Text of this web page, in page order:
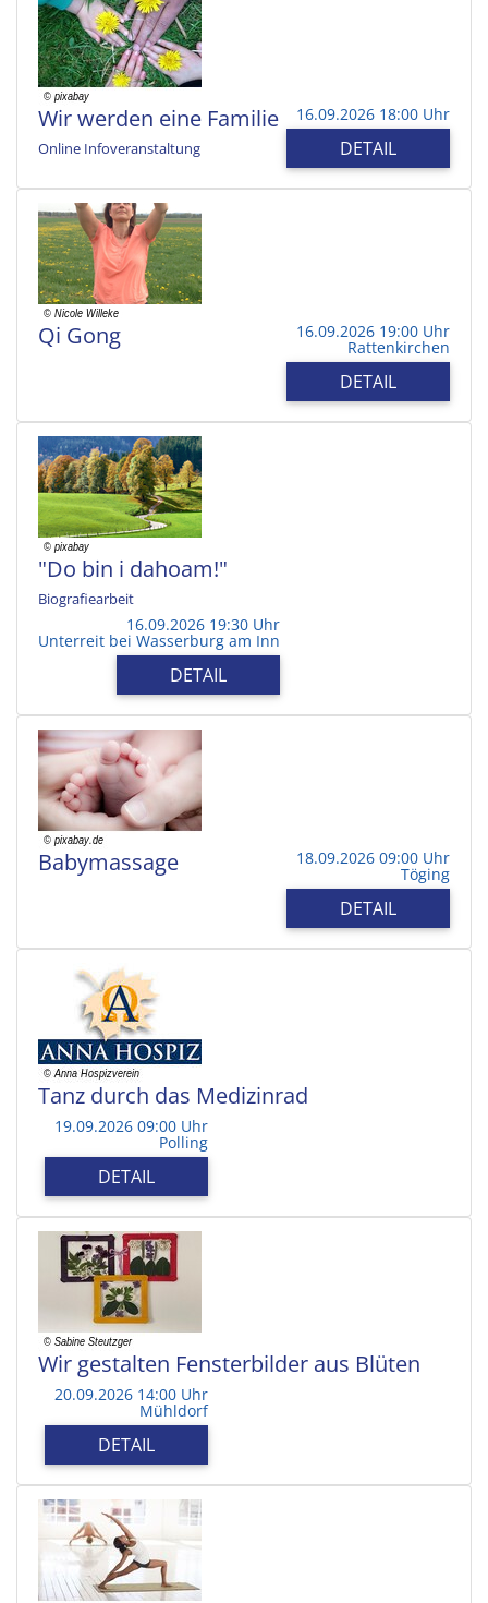
Wir werden eine Familie
Online Infoveranstaltung
16.09.2026 18:00 Uhr
DETAIL
Qi Gong 16.09.2026 19:00 Uhr
Rattenkirchen
DETAIL
"Do bin i dahoam!"
Biografiearbeit
16.09.2026 19:30 Uhr
Unterreit bei Wasserburg am Inn
DETAIL
Babymassage 18.09.2026 09:00 Uhr
Töging
DETAIL
Tanz durch das Medizinrad
19.09.2026 09:00 Uhr
Polling
DETAIL
Wir gestalten Fensterbilder aus Blüten
20.09.2026 14:00 Uhr
Mühldorf
DETAIL